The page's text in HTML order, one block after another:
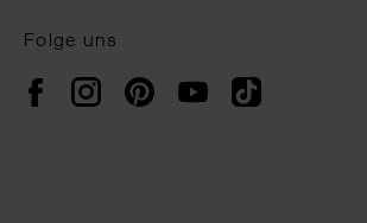
Folge uns
FacebookInstagramPinterestYouTubeTikTok